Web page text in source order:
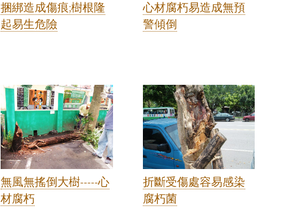
捆綁造成傷痕;樹根隆
起易生危險
心材腐朽易造成無預
警傾倒
無風無搖倒大樹-----心
材腐朽
折斷受傷處容易感染
腐朽菌